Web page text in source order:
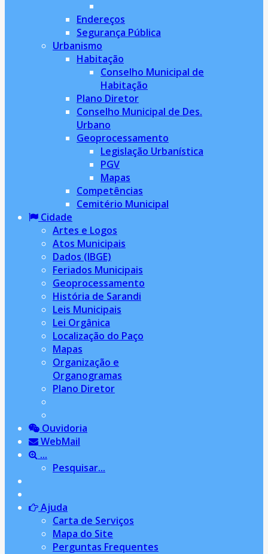
Endereços
Segurança Pública
Urbanismo
Habitação
Conselho Municipal de
Habitação
Plano Diretor
Conselho Municipal de Des.
Urbano
Geoprocessamento
Legislação Urbanística
PGV
Mapas
Competências
Cemitério Municipal
Cidade
Artes e Logos
Atos Municipais
Dados (IBGE)
Feriados Municipais
Geoprocessamento
História de Sarandi
Leis Municipais
Lei Orgânica
Localização do Paço
Mapas
Organização e
Organogramas
Plano Diretor
Ouvidoria
WebMail
...
Pesquisar...
Ajuda
Carta de Serviços
Mapa do Site
Perguntas Frequentes